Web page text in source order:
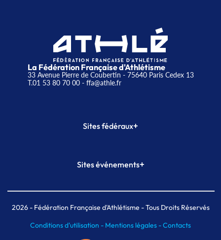
La Fédération Française d'Athlétisme
33 Avenue Pierre de Coubertin - 75640 Paris Cedex 13
T.01 53 80 70 00- ffa@athle.fr
Sites fédéraux+
Plateforme Formation
Sites événements+
Meeting de Paris indoor
MAIF Ekiden de Paris
2026- Fédération Française d'Athlétisme - Tous Droits Réservés
Conditions d'utilisation - Mentions légales -Contacts